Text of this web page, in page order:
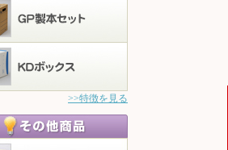
>>特徴を見る